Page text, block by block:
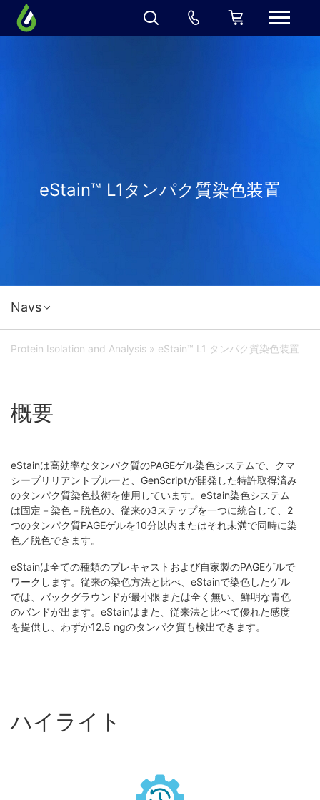
eStain™ L1タンパク質染色装置
Navs
Protein Isolation and Analysis » eStain™ L1 タンパク質染色装置
概要
eStainは高効率なタンパク質のPAGEゲル染色システムで、クマ
シーブリリアントブルーと、GenScriptが開発した特許取得済み
のタンパク質染色技術を使用しています。eStain染色システム
は固定－染色－脱色の、従来の3ステップを一つに統合して、2
つのタンパク質PAGEゲルを10分以内またはそれ未満で同時に染
色／脱色できます。
eStainは全ての種類のプレキャストおよび自家製のPAGEゲルで
ワークします。従来の染色方法と比べ、eStainで染色したゲル
では、バックグラウンドが最小限または全く無い、鮮明な青色
のバンドが出ます。eStainはまた、従来法と比べて優れた感度
を提供し、わずか12.5 ngのタンパク質も検出できます。
ハイライト